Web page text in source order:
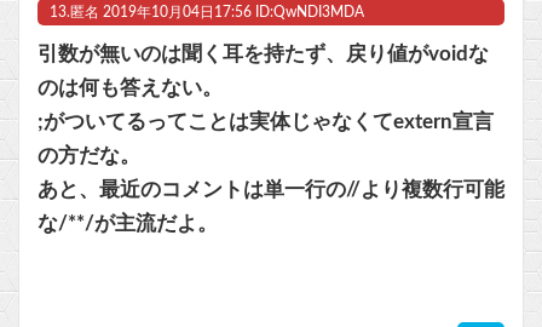
13. 匿名 2019年10月04日17:56 ID:QwNDI3MDA
引数が無いのは聞く耳を持たず、戻り値がvoidな
のは何も答えない。
;がついてるってことは実体じゃなくてextern宣言
の方だな。
あと、最近のコメントは単一行の//より複数行可能
な/**/が主流だよ。